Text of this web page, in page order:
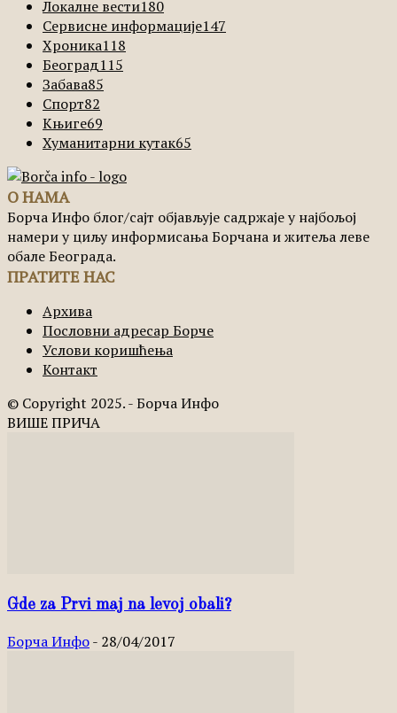
Локалне вести180
Сервисне информације147
Хроника118
Београд115
Забава85
Спорт82
Књиге69
Хуманитарни кутак65
О НАМА
Борча Инфо блог/сајт објављује садржаје у најбољој
намери у циљу информисања Борчана и житеља леве
обале Београда.
ПРАТИТЕ НАС
Архива
Пословни адресар Борче
Услови коришћења
Контакт
© Copyright 2025. - Борча Инфо
ВИШЕ ПРИЧА
Gde za Prvi maj na levoj obali?
Борча Инфо- 28/04/2017